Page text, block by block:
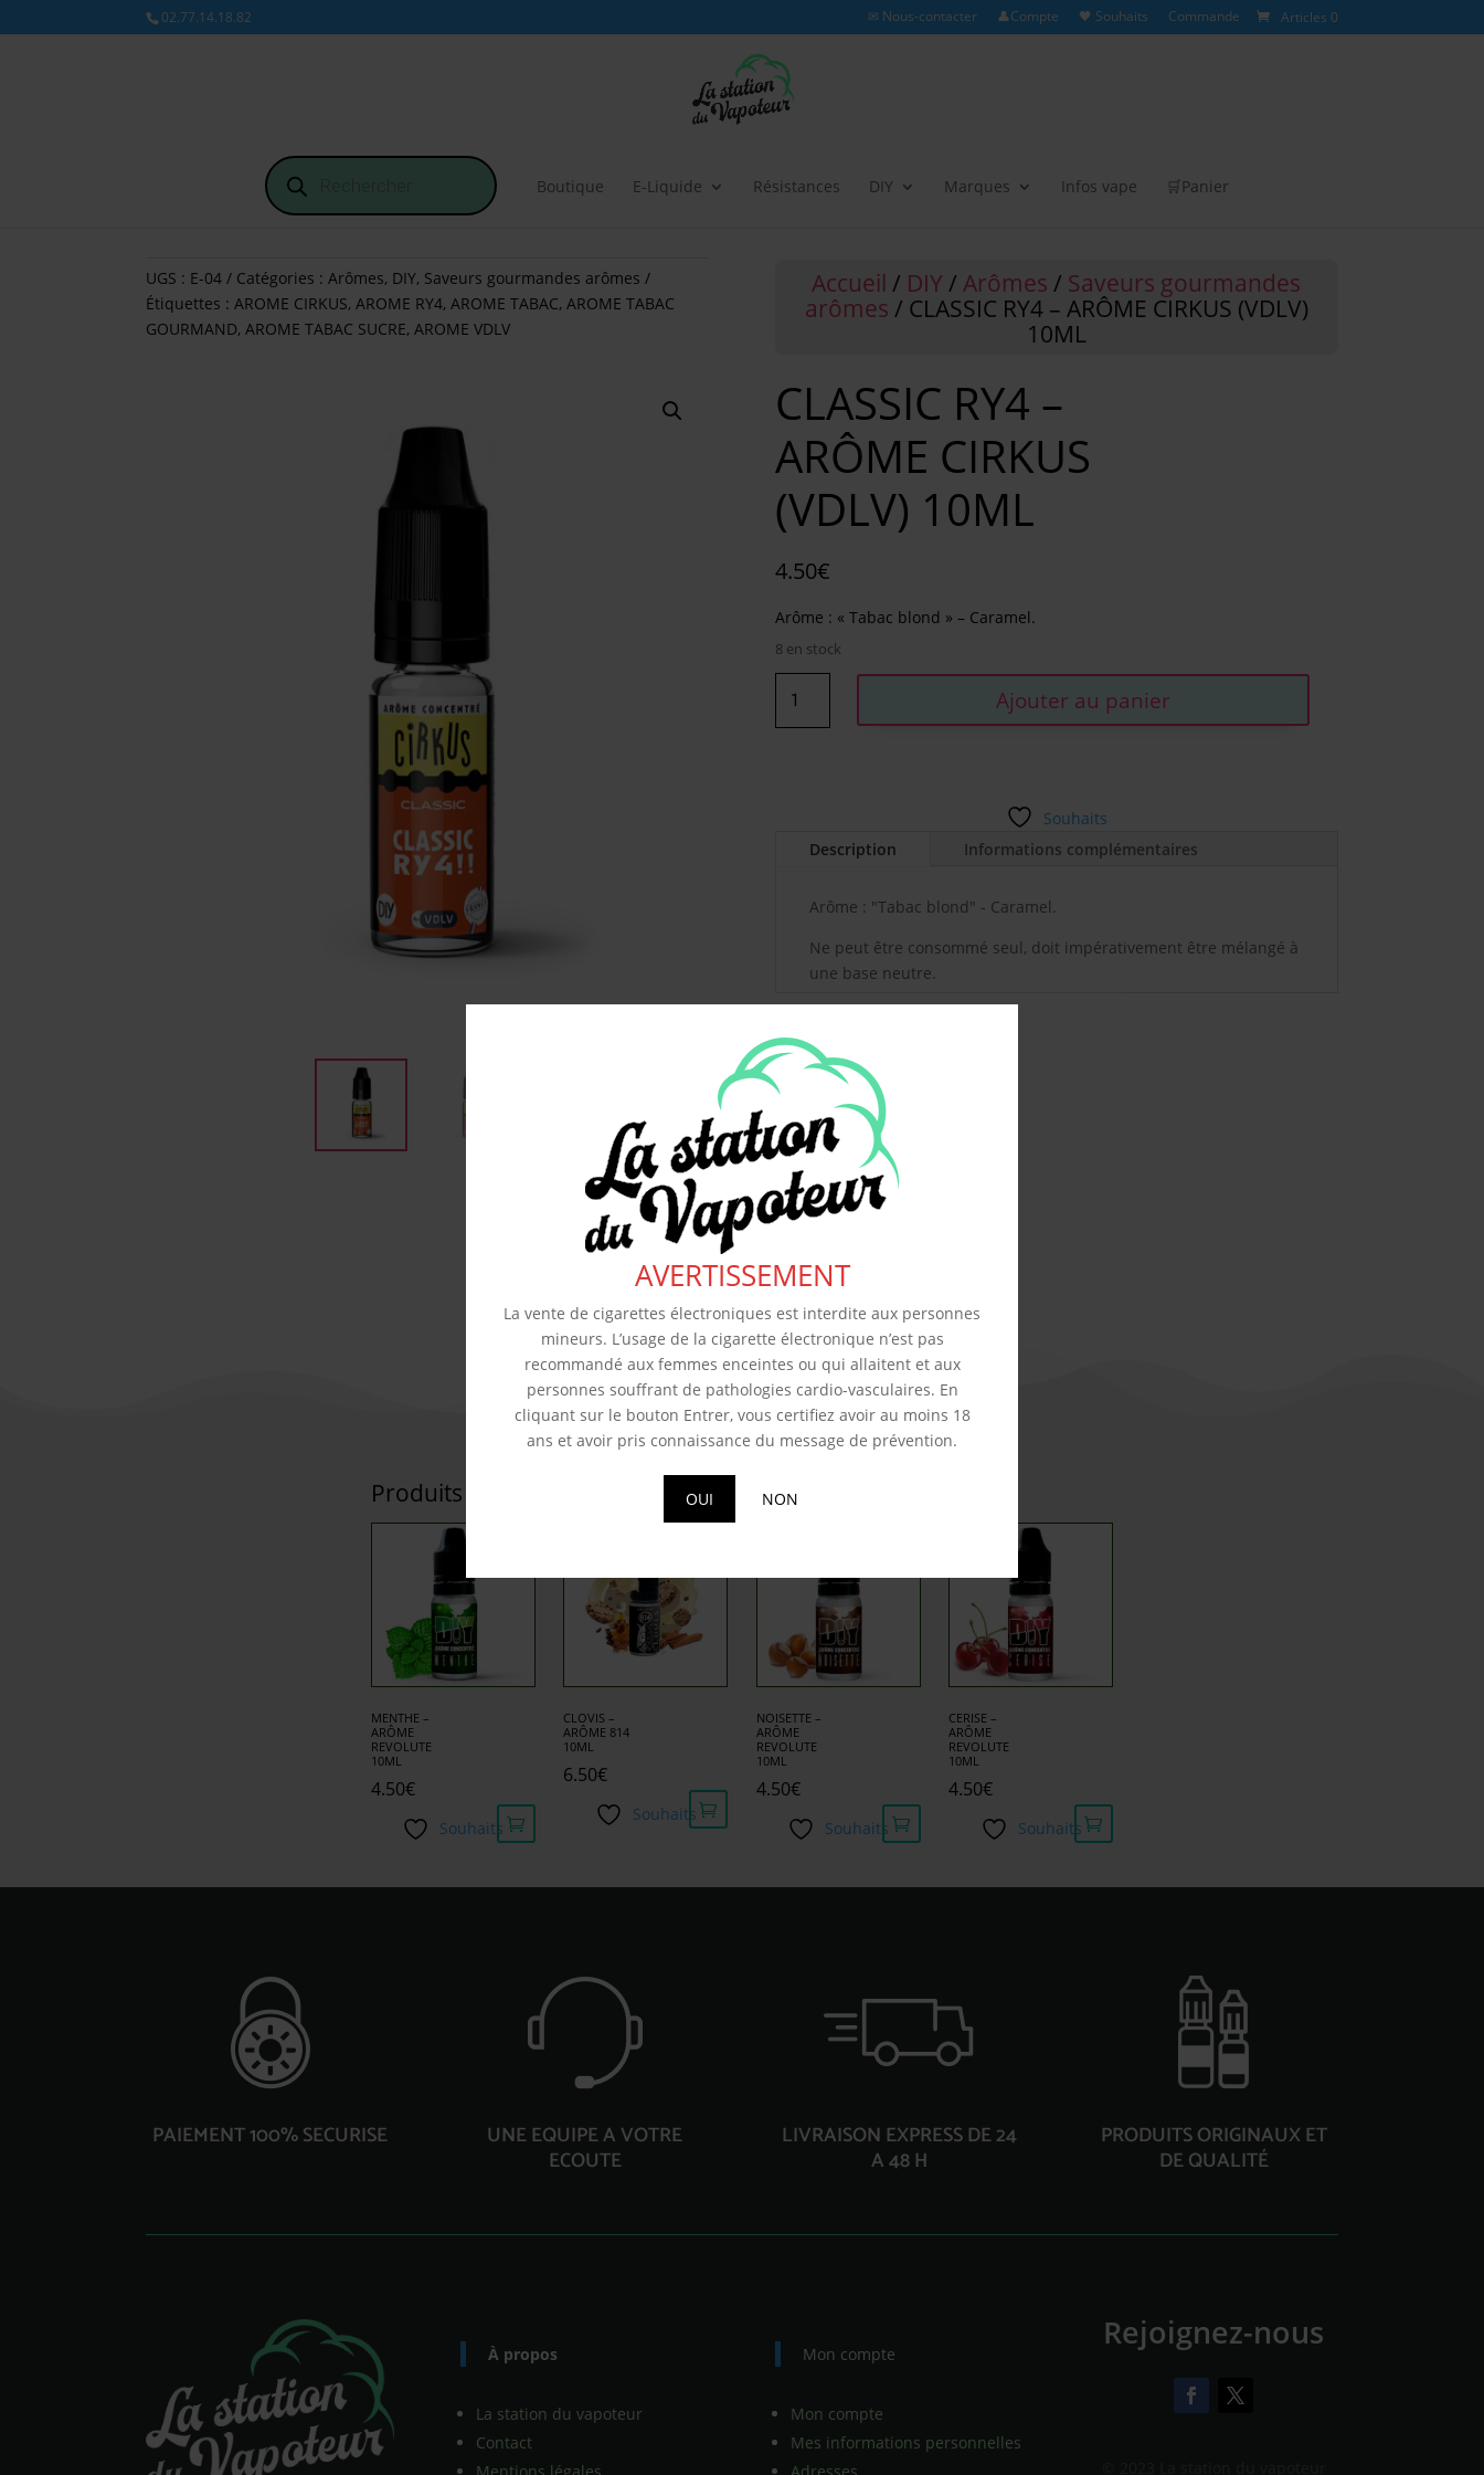
AVERTISSEMENT
La vente de cigarettes électroniques est interdite aux personnes
mineurs. L’usage de la cigarette électronique n’est pas
recommandé aux femmes enceintes ou qui allaitent et aux
personnes souffrant de pathologies cardio-vasculaires. En
cliquant sur le bouton Entrer, vous certifiez avoir au moins 18
ans et avoir pris connaissance du message de prévention.
OUI NON
02.77.14.18.82 ✉ Nous-contacter 👤Compte 🖤 Souhaits Commande Articles 0
Recherche
de
produits Boutique E-Liquide Résistances DIY Marques Infos vape 🛒Panier
UGS : E-04 Catégories : Arômes, DIY, Saveurs gourmandes arômes
Étiquettes : AROME CIRKUS, AROME RY4, AROME TABAC, AROME TABAC
GOURMAND, AROME TABAC SUCRE, AROME VDLV
Accueil / DIY /Arômes / Saveurs gourmandes
arômes / CLASSIC RY4 – ARÔME CIRKUS (VDLV)
10ML
CLASSIC RY4 –
ARÔME CIRKUS
(VDLV) 10ML
4.50€
Arôme : « Tabac blond » – Caramel.
8 en stock
quantité
CLASSIC
(VDLV)
Ajouter au panier
Souhaits
Description
Informations complémentaires
Arôme : "Tabac blond" - Caramel.
Ne peut être consommé seul, doit impérativement être mélangé à
une base neutre.
Produits similaires
MENTHE –
ARÔME
REVOLUTE
10ML
4.50€
Souhaits
CLOVIS –
ARÔME 814
10ML
6.50€
Souhaits
NOISETTE –
ARÔME
REVOLUTE
10ML
4.50€
Souhaits
CERISE –
ARÔME
REVOLUTE
10ML
4.50€
Souhaits
PAIEMENT 100% SECURISE UNE EQUIPE A VOTRE
ECOUTE
LIVRAISON EXPRESS DE 24
A 48 H
PRODUITS ORIGINAUX ET
DE QUALITÉ
À propos
La station du vapoteur
Contact
Mon compte
Mon compte
Mes informations personnelles
Rejoignez-nous